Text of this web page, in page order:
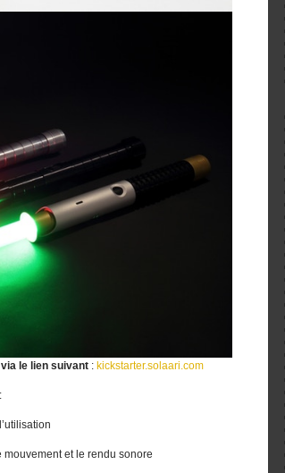
le lien suivant : kickstarter.solaari.com
et le rendu sonore